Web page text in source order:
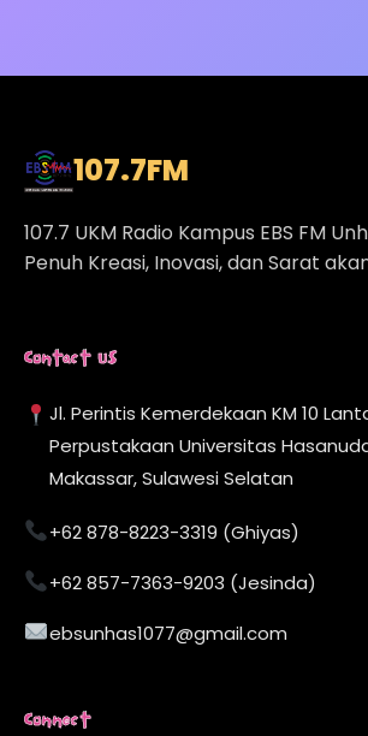
107.7FM
107.7 UKM Radio Kampus EBS FM
Penuh Kreasi, Inovasi, dan Sarat
Contact Us
Jl. Perintis Kemerdekaan KM 10
Perpustakaan Universitas
Makassar, Sulawesi Selatan
+62 878-8223-3319 (Ghiyas)
+62 857-7363-9203 (Jesinda)
ebsunhas1077@gmail.com
Connect